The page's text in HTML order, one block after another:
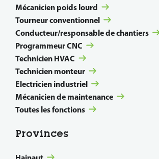
Mécanicien poids lourd
Tourneur conventionnel
Conducteur/responsable de chantiers
Programmeur CNC
Technicien HVAC
Technicien monteur
Electricien industriel
Mécanicien de maintenance
Toutes les fonctions
Provinces